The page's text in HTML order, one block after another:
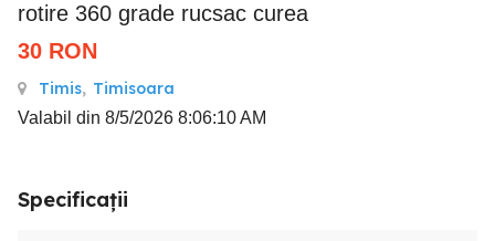
rotire 360 grade rucsac curea
30 RON
Timis, Timisoara
Valabil din 8/5/2026 8:06:10 AM
Specificații